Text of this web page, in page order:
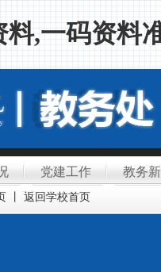
,一码资料
党建工作 教务
丨 返回学校首页